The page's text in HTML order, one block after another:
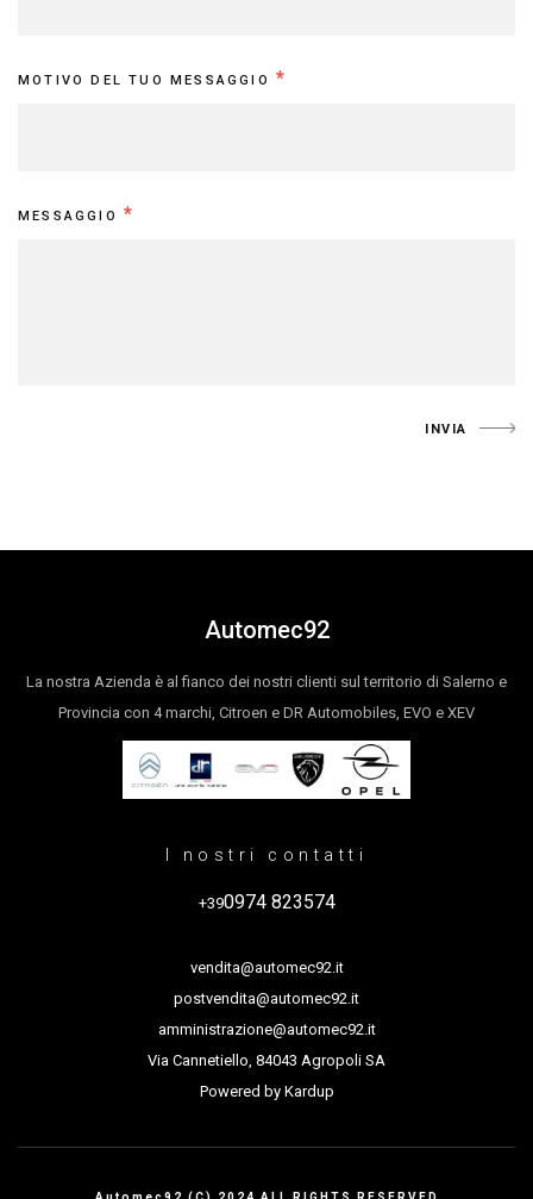
MOTIVO DEL TUO MESSAGGIO *
MESSAGGIO *
INVIA
Automec92
La nostra Azienda è al fianco dei nostri clienti sul territorio di Salerno e
Provincia con 4 marchi, Citroen e DR Automobiles, EVO e XEV
I nostri contatti
+390974 823574
vendita@automec92.it
postvendita@automec92.it
amministrazione@automec92.it
Via Cannetiello, 84043 Agropoli SA
Powered by Kardup